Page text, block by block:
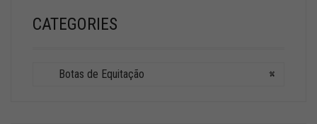
CATEGORIES
×
Botas de Equitação